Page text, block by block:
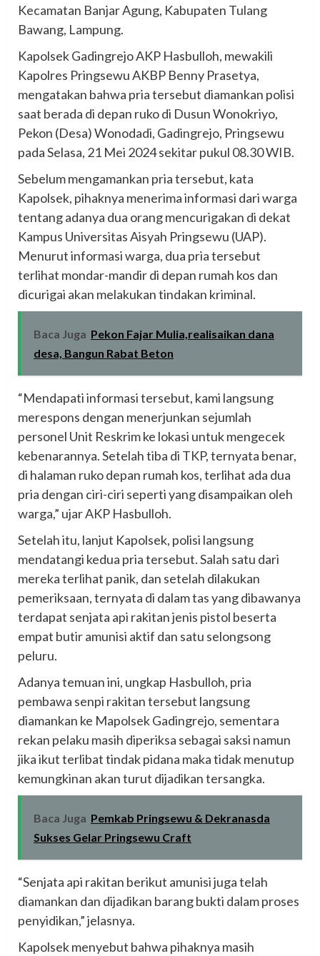
Kecamatan Banjar Agung, Kabupaten Tulang
Bawang, Lampung.
Kapolsek Gadingrejo AKP Hasbulloh, mewakili
Kapolres Pringsewu AKBP Benny Prasetya,
mengatakan bahwa pria tersebut diamankan polisi
saat berada di depan ruko di Dusun Wonokriyo,
Pekon (Desa) Wonodadi, Gadingrejo, Pringsewu
pada Selasa, 21 Mei 2024 sekitar pukul 08.30 WIB.
Sebelum mengamankan pria tersebut, kata
Kapolsek, pihaknya menerima informasi dari warga
tentang adanya dua orang mencurigakan di dekat
Kampus Universitas Aisyah Pringsewu (UAP).
Menurut informasi warga, dua pria tersebut
terlihat mondar-mandir di depan rumah kos dan
dicurigai akan melakukan tindakan kriminal.
Baca Juga Pekon Fajar Mulia,realisaikan dana
desa, Bangun Rabat Beton
“Mendapati informasi tersebut, kami langsung
merespons dengan menerjunkan sejumlah
personel Unit Reskrim ke lokasi untuk mengecek
kebenarannya. Setelah tiba di TKP, ternyata benar,
di halaman ruko depan rumah kos, terlihat ada dua
pria dengan ciri-ciri seperti yang disampaikan oleh
warga,” ujar AKP Hasbulloh.
Setelah itu, lanjut Kapolsek, polisi langsung
mendatangi kedua pria tersebut. Salah satu dari
mereka terlihat panik, dan setelah dilakukan
pemeriksaan, ternyata di dalam tas yang dibawanya
terdapat senjata api rakitan jenis pistol beserta
empat butir amunisi aktif dan satu selongsong
peluru.
Adanya temuan ini, ungkap Hasbulloh, pria
pembawa senpi rakitan tersebut langsung
diamankan ke Mapolsek Gadingrejo, sementara
rekan pelaku masih diperiksa sebagai saksi namun
jika ikut terlibat tindak pidana maka tidak menutup
kemungkinan akan turut dijadikan tersangka.
Baca Juga Pemkab Pringsewu & Dekranasda
Sukses Gelar Pringsewu Craft
“Senjata api rakitan berikut amunisi juga telah
diamankan dan dijadikan barang bukti dalam proses
penyidikan,” jelasnya.
Kapolsek menyebut bahwa pihaknya masih